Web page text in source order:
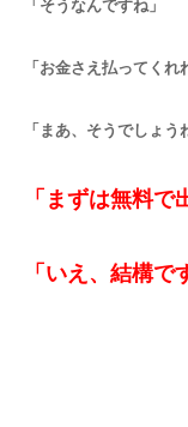
「そうなんですね」
「お金さえ払ってくれ
「まあ、そうでしょう
「まずは無料で
「いえ、結構で